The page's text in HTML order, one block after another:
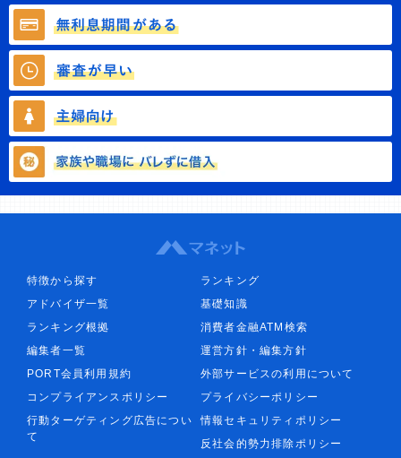
特徴から探す
ランキング
アドバイザ一覧
基礎知識
ランキング根拠
消費者金融ATM検索
編集者一覧
運営方針・編集方針
PORT会員利用規約
外部サービスの利用について
コンプライアンスポリシー
プライバシーポリシー
行動ターゲティング広告につい
て
情報セキュリティポリシー
反社会的勢力排除ポリシー